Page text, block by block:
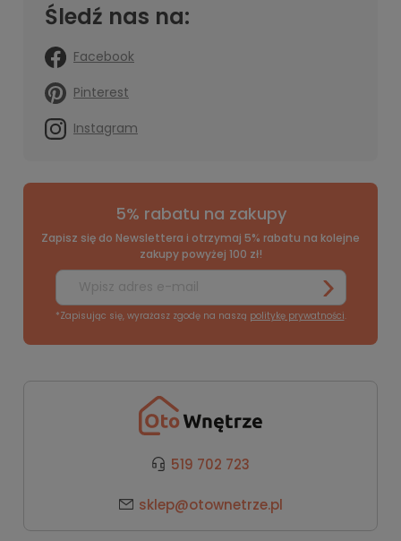
Śledź nas na:
Facebook
Pinterest
Instagram
5% rabatu na zakupy
Zapisz się do Newslettera i otrzymaj 5% rabatu na kolejne
zakupy powyżej 100 zł!
*Zapisując się, wyrażasz zgodę na naszą politykę prywatności.
519 702 723
sklep@otownetrze.pl